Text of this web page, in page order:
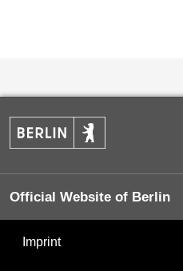
Official Website of Berlin
Imprint